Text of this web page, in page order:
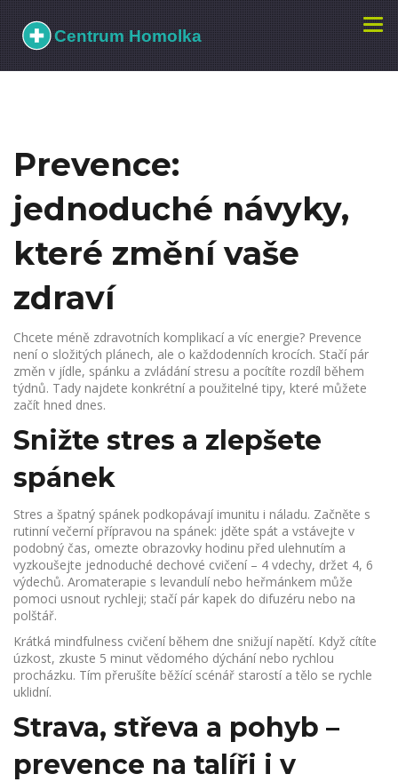
Prevence:
jednoduché návyky,
které změní vaše
zdraví
Chcete méně zdravotních komplikací a víc energie? Prevence
není o složitých plánech, ale o každodenních krocích. Stačí pár
změn v jídle, spánku a zvládání stresu a pocítíte rozdíl během
týdnů. Tady najdete konkrétní a použitelné tipy, které můžete
začít hned dnes.
Snižte stres a zlepšete
spánek
Stres a špatný spánek podkopávají imunitu i náladu. Začněte s
rutinní večerní přípravou na spánek: jděte spát a vstávejte v
podobný čas, omezte obrazovky hodinu před ulehnutím a
vyzkoušejte jednoduché dechové cvičení – 4 vdechy, držet 4, 6
výdechů. Aromaterapie s levandulí nebo heřmánkem může
pomoci usnout rychleji; stačí pár kapek do difuzéru nebo na
polštář.
Krátká mindfulness cvičení během dne snižují napětí. Když cítíte
úzkost, zkuste 5 minut vědomého dýchání nebo rychlou
procházku. Tím přerušíte běžící scénář starostí a tělo se rychle
uklidní.
Strava, střeva a pohyb –
prevence na talíři i v